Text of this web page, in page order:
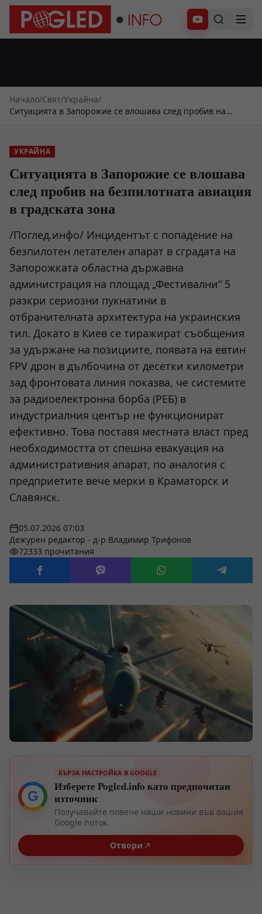
Абонирай се
Начало/Свят/Украйна/
Ситуацията в Запорожие се влошава след пробив на
УКРАЙНА
Ситуацията в Запорожие се влошава
след пробив на безпилотната авиация
в градската зона
/Поглед.инфо/ Инцидентът с попадение на
безпилотен летателен апарат в сградата на
Запорожката областна държавна
администрация на площад „Фестивални“ 5
разкри сериозни пукнатини в
отбранителната архитектура на украинския
тил. Докато в Киев се тиражират съобщения
за удържане на позициите, появата на евтин
FPV дрон в дълбочина от десетки километри
зад фронтовата линия показва, че системите
за радиоелектронна борба (РЕБ) в
индустриалния център не функционират
ефективно. Това поставя местната власт пред
необходимостта от спешна евакуация на
административния апарат, по аналогия с
предприетите вече мерки в Краматорск и
Славянск.
05.07.2026 07:03
Дежурен редактор - д-р Владимир Трифонов
72333 прочитания
G
БЪРЗА НАСТРОЙКА В GOOGLE
Изберете Pogled.info като предпочитан
източник
Получавайте повече наши новини във вашия
Google поток.
Отвори